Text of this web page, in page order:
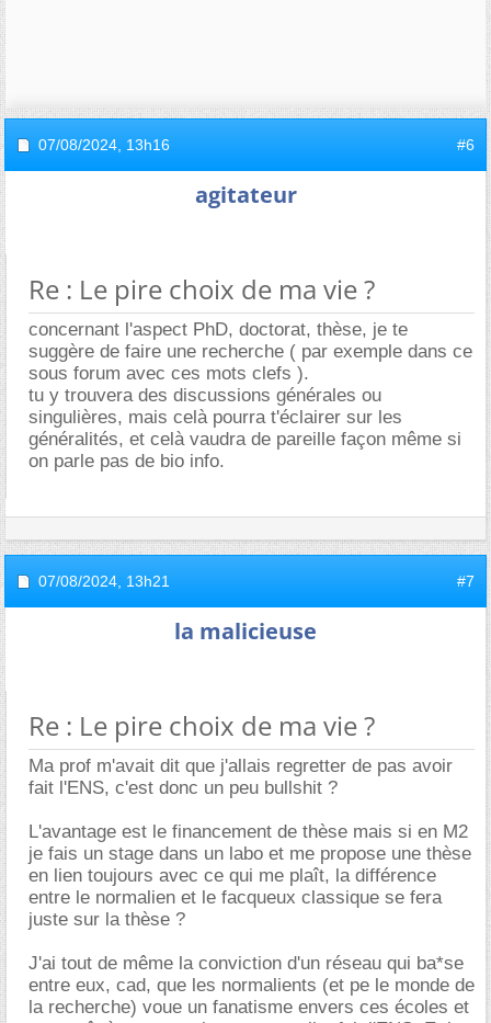
07/08/2024, 13h16 #6
agitateur
Re : Le pire choix de ma vie ?
concernant l'aspect PhD, doctorat, thèse, je te
suggère de faire une recherche ( par exemple dans ce
sous forum avec ces mots clefs ).
tu y trouvera des discussions générales ou
singulières, mais celà pourra t'éclairer sur les
généralités, et celà vaudra de pareille façon même si
on parle pas de bio info.
07/08/2024, 13h21 #7
la malicieuse
Re : Le pire choix de ma vie ?
Ma prof m'avait dit que j'allais regretter de pas avoir
fait l'ENS, c'est donc un peu bullshit ?
L'avantage est le financement de thèse mais si en M2
je fais un stage dans un labo et me propose une thèse
en lien toujours avec ce qui me plaît, la différence
entre le normalien et le facqueux classique se fera
juste sur la thèse ?
J'ai tout de même la conviction d'un réseau qui ba*se
entre eux, cad, que les normalients (et pe le monde de
la recherche) voue un fanatisme envers ces écoles et